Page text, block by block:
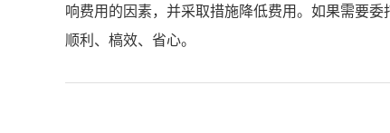
响费用的因素，并采取措施降低费用。如果需要
顺利、槁效、省心。